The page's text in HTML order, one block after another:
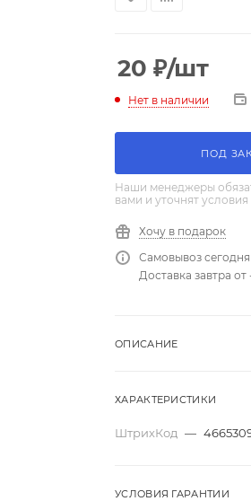
20 ₽/шт
Нет в наличии
ПОД
Наши менеджеры
вами и уточнят условия
Хочу в подарок
Самовывоз
Доставка завтра от
ОПИСАНИЕ
ХАРАКТЕРИСТИКИ
ШтрихКод —
УСЛОВИЯ ГАРАНТИИ